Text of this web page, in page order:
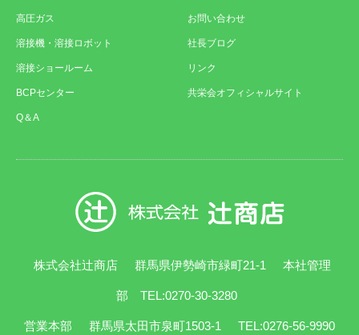
高圧ガス
溶接機・溶接ロボット
溶接ショールーム
BCPセンター
Q＆A
お問い合わせ
社長ブログ
リンク
共栄会オフィシャルサイト
株式会社辻商店 群馬県伊勢崎市緑町21-1 本社管理
部 TEL:0270-30-3280
営業本部 群馬県太田市泉町1503-1 TEL:0276-56-9990